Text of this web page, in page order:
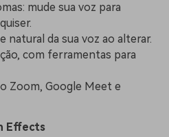
mude sua voz para
natural da sua voz ao alterar.
com ferramentas para
Zoom, Google Meet e
Effects